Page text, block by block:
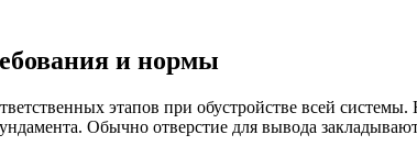
и нормы
этапов при обустройстве всей
Обычно отверстие для вывода